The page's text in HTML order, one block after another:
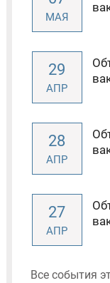
МАЯ
29
АПР
28
АПР
27
АПР
Все события